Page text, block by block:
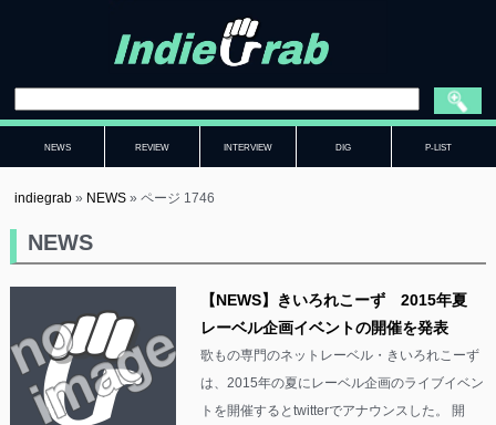
NEWS REVIEW INTERVIEW DIG P-LIST
indiegrab » NEWS »ページ 1746
NEWS
【NEWS】きいろれこーず 2015年夏
レーベル企画イベントの開催を発表
歌もの専門のネットレーベル・きいろれこーず
は、2015年の夏にレーベル企画のライブイベン
トを開催するとtwitterでアナウンスした。 開